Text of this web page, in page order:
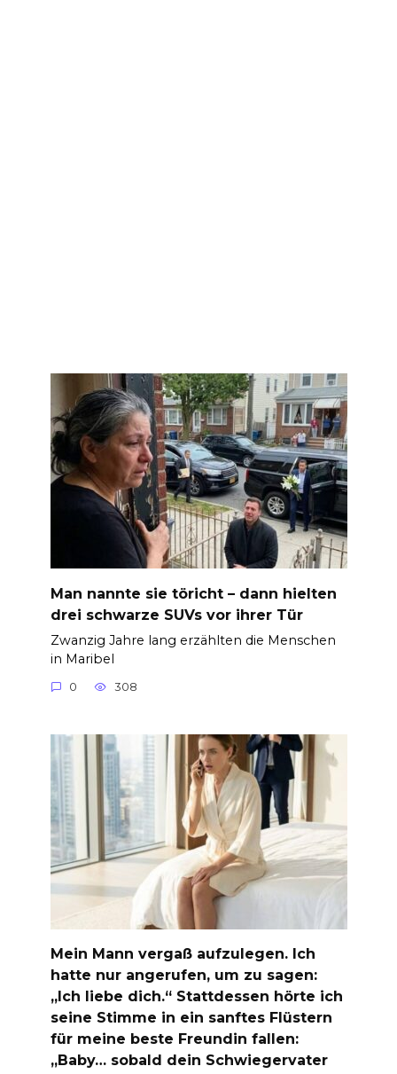
Man nannte sie töricht – dann hielten
drei schwarze SUVs vor ihrer Tür
Zwanzig Jahre lang erzählten die Menschen
in Maribel
0 308
Mein Mann vergaß aufzulegen. Ich
hatte nur angerufen, um zu sagen:
„Ich liebe dich.“ Stattdessen hörte ich
seine Stimme in ein sanftes Flüstern
für meine beste Freundin fallen:
„Baby… sobald dein Schwiegervater